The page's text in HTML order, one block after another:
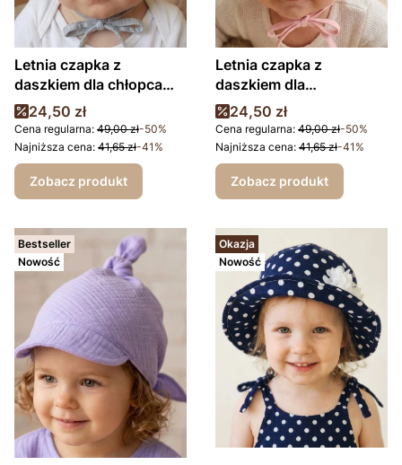
Letnia czapka z
daszkiem dla chłopca
PilotCena promocyjna
24,50 zł
Cena regularna: 49,00 zł-50%
Najniższa cena: 41,65 zł-41%
Zobacz produkt
Letnia czapka z
daszkiem dla
dziewczynki Love
Cena promocyjna
24,50 zł
Cena regularna: 49,00 zł-50%
Najniższa cena: 41,65 zł-41%
Zobacz produkt
Bestseller
Nowość
Okazja
Nowość